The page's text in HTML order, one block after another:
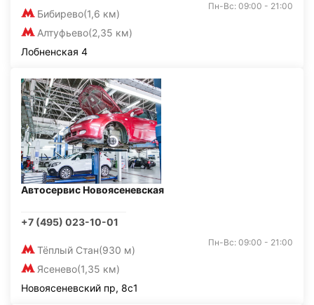
Бибирево(1,6 км)
Алтуфьево(2,35 км)
Пн-Вс: 09:00 - 21:00
Лобненская 4
Автосервис Новоясеневская
+7 (495) 023-10-01
Тёплый Стан(930 м)
Ясенево(1,35 км)
Пн-Вс: 09:00 - 21:00
Новоясеневский пр, 8с1